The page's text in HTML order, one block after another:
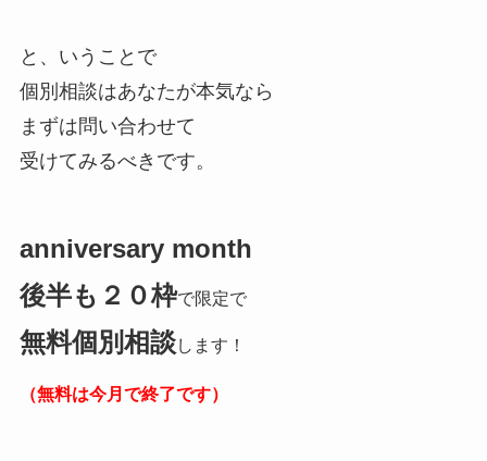
と、いうことで
個別相談はあなたが本気なら
まずは問い合わせて
受けてみるべきです。
anniversary month
後半も２０枠で限定で
無料個別相談します！
（無料は今月で終了です）